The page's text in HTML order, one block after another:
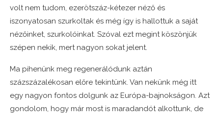
volt nem tudom, ezerötszáz-kétezer néző és
iszonyatosan szurkoltak és még így is hallottuk a saját
nézőinket, szurkolóinkat. Szóval ezt megint köszönjük
szépen nekik, mert nagyon sokat jelent.
Ma pihenünk meg regenerálódunk aztán
százszázalékosan előre tekintünk. Van nekünk még itt
egy nagyon fontos dolgunk az Európa-bajnokságon. Azt
gondolom, hogy már most is maradandót alkottunk, de